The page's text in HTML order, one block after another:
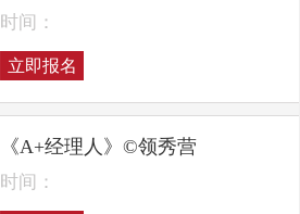
时间：
立即报名
《A+经理人》©领秀营
时间：